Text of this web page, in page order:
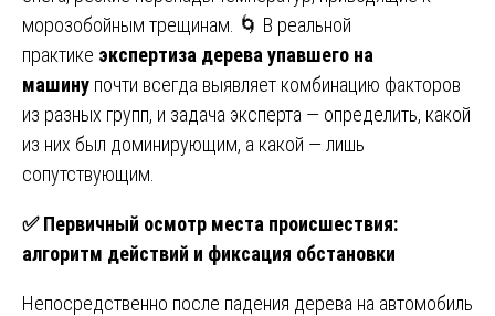
морозобойным трещинам. 🌀 В реальной
практике экспертиза дерева упавшего на
машину почти всегда выявляет комбинацию факторов
из разных групп, и задача эксперта — определить, какой
из них был доминирующим, а какой — лишь
сопутствующим.
✅Первичный осмотр места происшествия:
алгоритм действий и фиксация обстановки
Непосредственно после падения дерева на автомобиль